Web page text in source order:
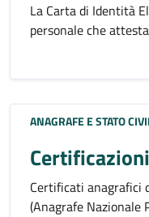
La Carta di Identità
personale che
ANAGRAFE E STATO
Certificati anagrafici
(Anagrafe Nazionale